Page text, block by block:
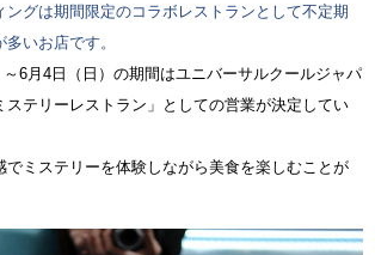
ングは期間限定のコラボレストランとして不定期
いお店です。
6月4日（日）の期間はユニバーサルクールジャパ
テリーレストラン」としての営業が決定してい
でミステリーを体験しながら美食を楽しむことが